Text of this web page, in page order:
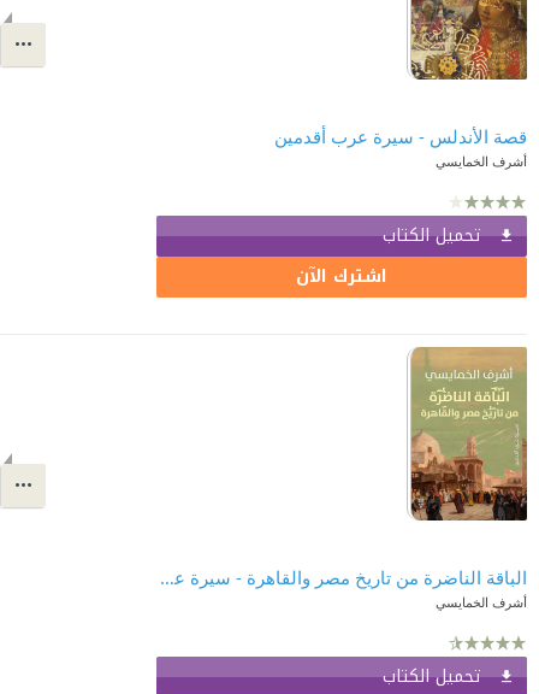
قصة الأندلس - سيرة عرب أقدمين
أشرف الخمايسي
تحميل الكتاب
اشترك الآن
الباقة الناضرة من تاريخ مصر والقاهرة - سيرة عرب أقدمين
أشرف الخمايسي
تحميل الكتاب